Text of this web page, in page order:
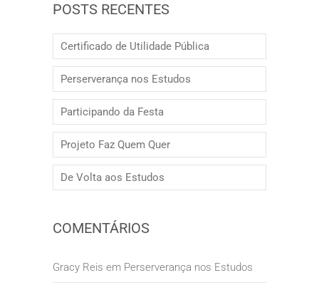
POSTS RECENTES
Certificado de Utilidade Pública
Perserverança nos Estudos
Participando da Festa
Projeto Faz Quem Quer
De Volta aos Estudos
COMENTÁRIOS
Gracy Reis em Perserverança nos Estudos